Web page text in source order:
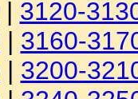
| 3120-
| 3160-
| 3200-